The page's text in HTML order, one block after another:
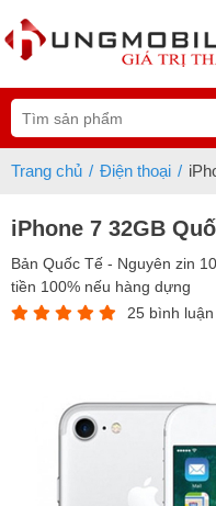
Trang chủ Điện thoại
iPhone 7 32GB
Bản Quốc Tế - Nguyên zin
tiền 100% nếu hàng dựng
25 bình